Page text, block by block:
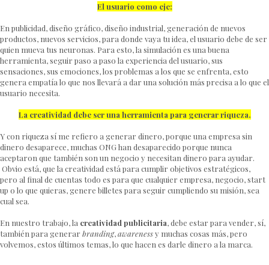
El usuario como eje:
En publicidad, diseño gráfico, diseño industrial, generación de nuevos
productos, nuevos servicios, para donde vaya tu idea, el usuario debe de ser
quien mueva tus neuronas. Para esto, la simulación es una buena
herramienta, seguir paso a paso la experiencia del usuario, sus
sensaciones, sus emociones, los problemas a los que se enfrenta, esto
genera empatía lo que nos llevará a dar una solución más precisa a lo que el
usuario necesita.
La creatividad debe ser una herramienta para generar riqueza.
Y con riqueza sí me refiero a generar dinero, porque una empresa sin
dinero desaparece, muchas ONG han desaparecido porque nunca
aceptaron que también son un negocio y necesitan dinero para ayudar.
Obvio está, que la creatividad está para cumplir objetivos estratégicos,
pero al final de cuentas todo es para que cualquier empresa, negocio, start
up o lo que quieras, genere billetes para seguir cumpliendo su misión, sea
cual sea.
En nuestro trabajo, la creatividad publicitaria, debe estar para vender, sí,
también para generar branding,awarenessy muchas cosas más, pero
volvemos, estos últimos temas, lo que hacen es darle dinero a la marca.